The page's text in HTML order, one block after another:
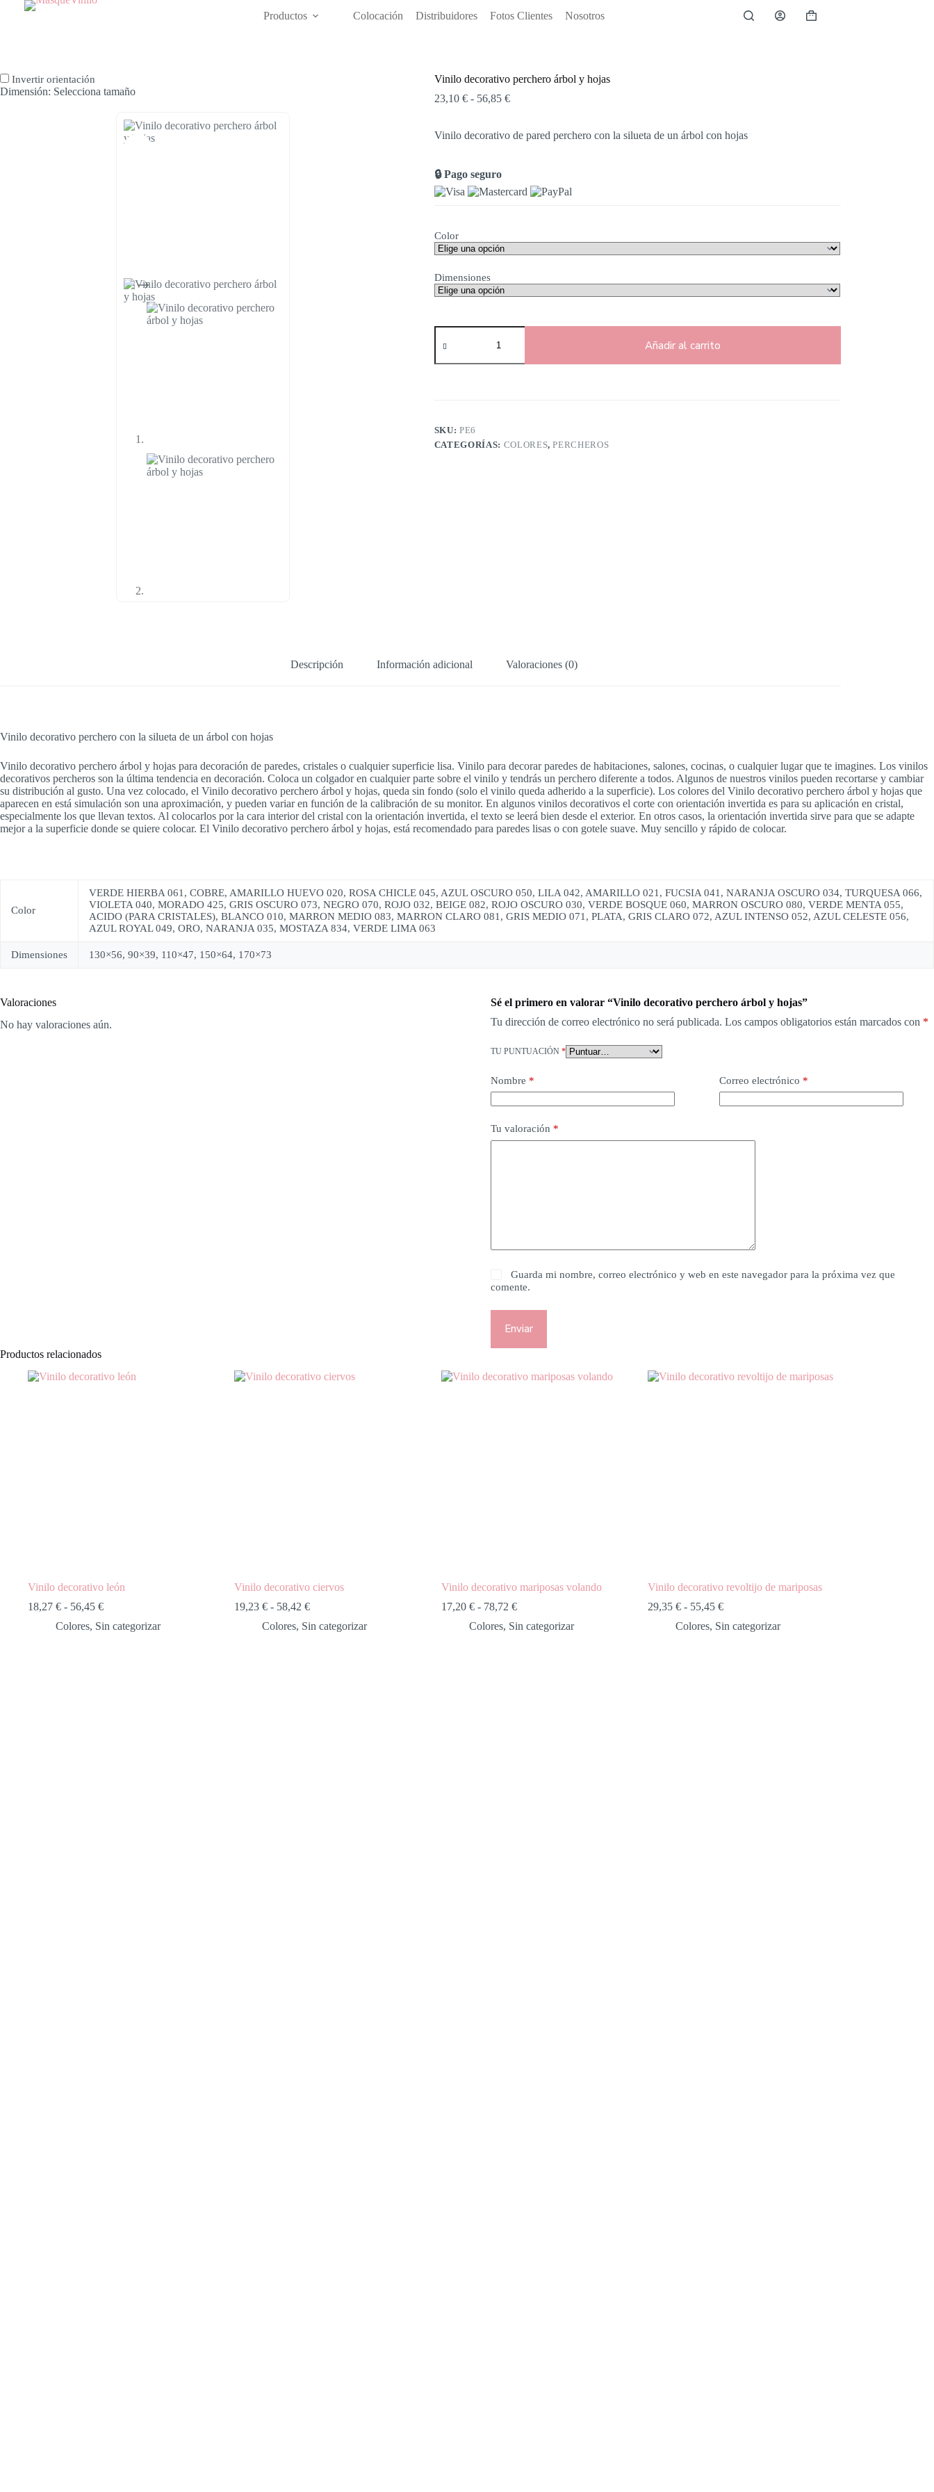
Productos Colocación Distribuidores Fotos Clientes Nosotros
Invertir orientación
Dimensión: Selecciona tamaño
Vinilo decorativo perchero árbol y hojas
23,10 € - 56,85 €
Vinilo decorativo de pared perchero con la silueta de un árbol con hojas
🔒 Pago seguro
Color
Dimensiones
Añadir al carrito
SKU:PE6
CATEGORÍAS: COLORES,PERCHEROS
Descripción Información adicional Valoraciones (0)
Vinilo decorativo perchero con la silueta de un árbol con hojas
Vinilo decorativo perchero árbol y hojas para decoración de paredes, cristales o cualquier superficie lisa. Vinilo para decorar paredes de habitaciones, salones, cocinas, o cualquier lugar que te imagines. Los vinilos
decorativos percheros son la última tendencia en decoración. Coloca un colgador en cualquier parte sobre el vinilo y tendrás un perchero diferente a todos. Algunos de nuestros vinilos pueden recortarse y cambiar
su distribución al gusto. Una vez colocado, el Vinilo decorativo perchero árbol y hojas, queda sin fondo (solo el vinilo queda adherido a la superficie). Los colores del Vinilo decorativo perchero árbol y hojas que
aparecen en está simulación son una aproximación, y pueden variar en función de la calibración de su monitor. En algunos vinilos decorativos el corte con orientación invertida es para su aplicación en cristal,
especialmente los que llevan textos. Al colocarlos por la cara interior del cristal con la orientación invertida, el texto se leerá bien desde el exterior. En otros casos, la orientación invertida sirve para que se adapte
mejor a la superficie donde se quiere colocar. El Vinilo decorativo perchero árbol y hojas, está recomendado para paredes lisas o con gotele suave. Muy sencillo y rápido de colocar.
Color
VERDE HIERBA 061, COBRE, AMARILLO HUEVO 020, ROSA CHICLE 045, AZUL OSCURO 050, LILA 042, AMARILLO 021, FUCSIA 041, NARANJA OSCURO 034, TURQUESA 066,
VIOLETA 040, MORADO 425, GRIS OSCURO 073, NEGRO 070, ROJO 032, BEIGE 082, ROJO OSCURO 030, VERDE BOSQUE 060, MARRON OSCURO 080, VERDE MENTA 055,
ACIDO (PARA CRISTALES), BLANCO 010, MARRON MEDIO 083, MARRON CLARO 081, GRIS MEDIO 071, PLATA, GRIS CLARO 072, AZUL INTENSO 052, AZUL CELESTE 056,
AZUL ROYAL 049, ORO, NARANJA 035, MOSTAZA 834, VERDE LIMA 063
Dimensiones 130×56, 90×39, 110×47, 150×64, 170×73
Valoraciones
No hay valoraciones aún.
Sé el primero en valorar “Vinilo decorativo perchero árbol y hojas”
Tu dirección de correo electrónico no será publicada. Los campos obligatorios están marcados con *
TU PUNTUACIÓN *
Nombre * Correo electrónico *
Tu valoración *
Guarda mi nombre, correo electrónico y web en este navegador para la próxima vez que
comente.
Enviar
Productos relacionados
Vinilo decorativo león
18,27 € - 56,45 €
Colores, Sin categorizar
Vinilo decorativo ciervos
19,23€ - 58,42€
Colores, Sin categorizar
Vinilo decorativo mariposas volando
17,20 € - 78,72 €
Colores, Sin categorizar
Vinilo decorativo revoltijo de mariposas
29,35€ - 55,45€
Colores, Sin categorizar